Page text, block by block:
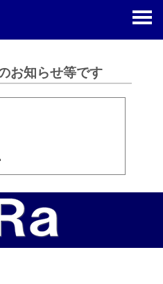
お知らせ等です